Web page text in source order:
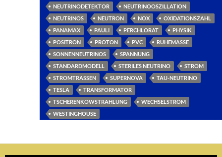
NEUTRINODETEKTOR
NEUTRINOOSZILLATION
NEUTRINOS
NEUTRON NOX
OXIDATIONSZAHL
PANAMAX
PAULI PERCHLORAT
PHYSIK
POSITRON
PROTON PVC
RUHEMASSE
SONNENNEUTRINOS
SPANNUNG
STANDARDMODELL
STERILES NEUTRINO
STROM
STROMTRASSEN
SUPERNOVA
TAU-NEUTRINO
TESLA
TRANSFORMATOR
TSCHERENKOWSTRAHLUNG
WECHSELSTROM
WESTINGHOUSE